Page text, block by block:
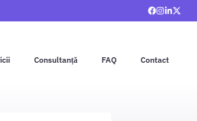
Consultanță FAQ Contact